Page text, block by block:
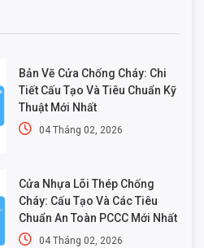
Bản Vẽ Cửa Chống Cháy: Chi
Tiết Cấu Tạo Và Tiêu Chuẩn Kỹ
Thuật Mới Nhất
04 Tháng 02, 2026
Cửa Nhựa Lõi Thép Chống
Cháy: Cấu Tạo Và Các Tiêu
Chuẩn An Toàn PCCC Mới Nhất
04 Tháng 02, 2026